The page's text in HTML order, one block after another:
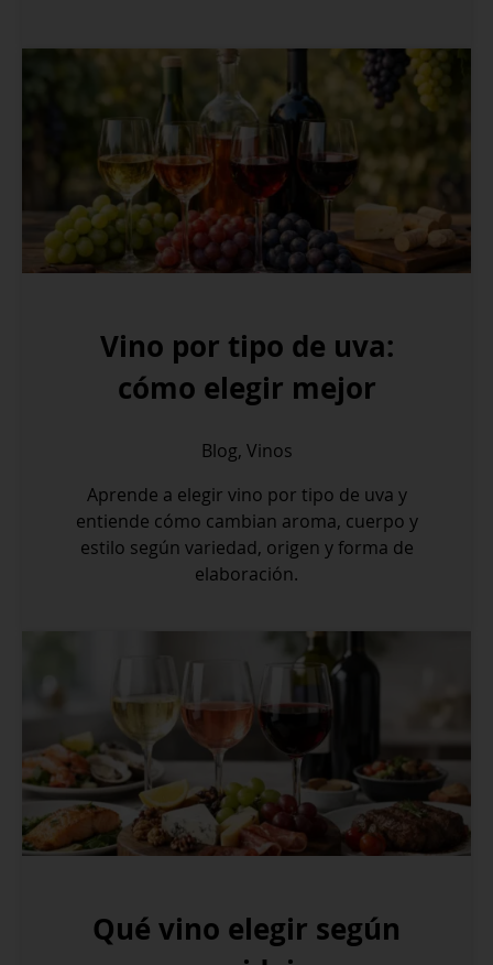
Vino por tipo de uva:
cómo elegir mejor
Blog, Vinos
Aprende a elegir vino por tipo de uva y
entiende cómo cambian aroma, cuerpo y
estilo según variedad, origen y forma de
elaboración.
Qué vino elegir según